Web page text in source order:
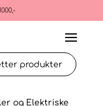
og Elektriske